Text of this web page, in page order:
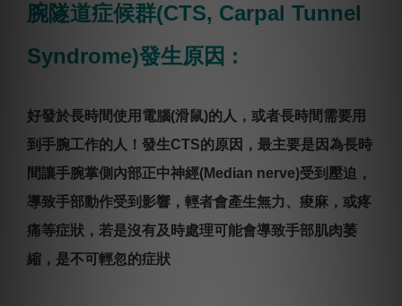
腕隧道症候群(CTS, Carpal Tunnel
Syndrome)發生原因 :
好發於長時間使用電腦(滑鼠)的人，或者長時間需要用
到手腕工作的人！發生CTS的原因，最主要是因為長時
間讓手腕掌側內部正中神經(Median nerve)受到壓迫，
導致手部動作受到影響，輕者會產生無力、痠麻，或疼
痛等症狀，若是沒有及時處理可能會導致手部肌肉萎
縮，是不可輕忽的症狀